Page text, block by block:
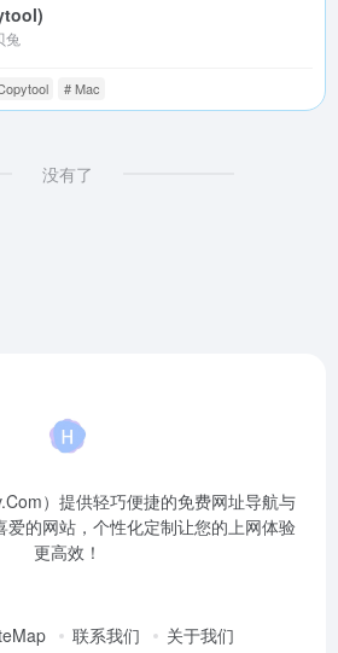
兔
# Mac
没有了
）提供轻巧便捷的免费网址导航与
爱的网站，个性化定制让您的上网体验
更高效！
联系我们 关于我们